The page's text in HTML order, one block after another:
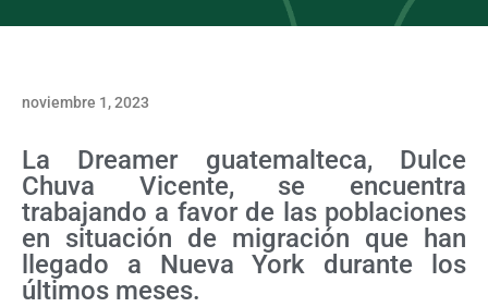
noviembre 1, 2023
La Dreamer guatemalteca, Dulce
Chuva Vicente, se encuentra
trabajando a favor de las poblaciones
en situación de migración que han
llegado a Nueva York durante los
últimos meses.